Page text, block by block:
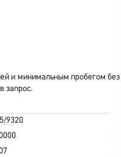
и минимальным пробегом без
запрос.
9320